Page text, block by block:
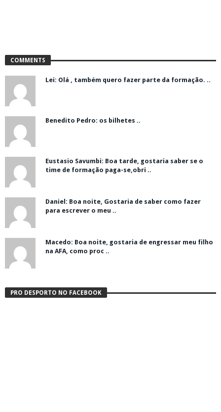
COMMENTS
Lei: Olá , também quero fazer parte da formação. ..
Benedito Pedro: os bilhetes ..
Eustasio Savumbi: Boa tarde, gostaria saber se o
time de formação paga-se,obri ..
Daniel: Boa noite, Gostaria de saber como fazer
para escrever o meu ..
Macedo: Boa noite, gostaria de engressar meu filho
na AFA, como proc ..
PRO DESPORTO NO FACEBOOK